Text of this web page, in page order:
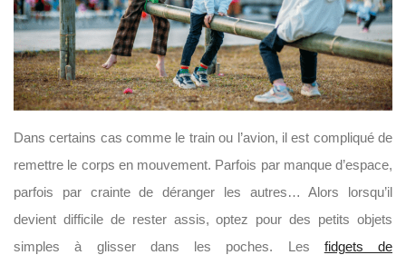
Dans certains cas comme le train ou l’avion, il est compliqué de
remettre le corps en mouvement. Parfois par manque d’espace,
parfois par crainte de déranger les autres… Alors lorsqu’il
devient difficile de rester assis, optez pour des petits objets
simples à glisser dans les poches. Les fidgets de